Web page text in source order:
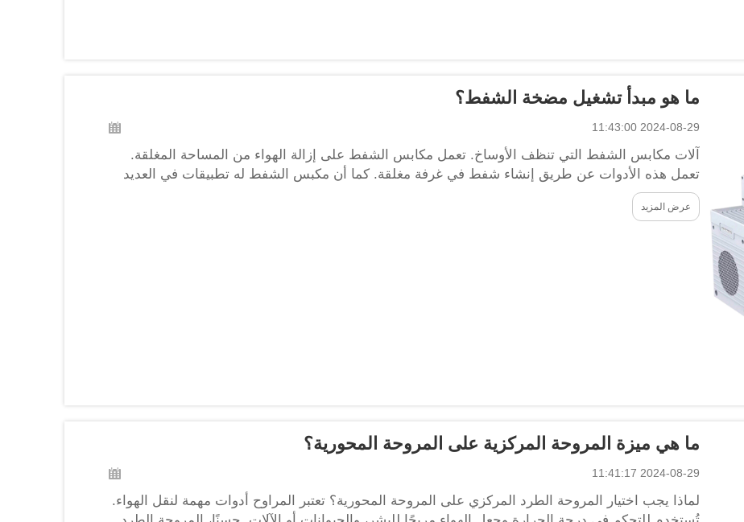
ما هو مبدأ تشغيل مضخة الشفط؟
2024-08-29 11:43:00
آلات مكابس الشفط التي تنظف الأوساخ. تعمل مكابس الشفط على إزالة الهواء من المساحة المغلقة.
تعمل هذه الأدوات عن طريق إنشاء شفط في غرفة مغلقة. كما أن مكبس الشفط له تطبيقات في العديد
من المجالات...
عرض المزيد
ما هي ميزة المروحة المركزية على المروحة المحورية؟
2024-08-29 11:41:17
لماذا يجب اختيار المروحة الطرد المركزي على المروحة المحورية؟ تعتبر المراوح أدوات مهمة لنقل الهواء.